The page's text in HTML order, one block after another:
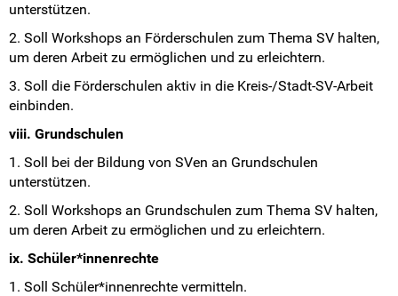
unterstützen.
2. Soll Workshops an Förderschulen zum Thema SV halten,
um deren Arbeit zu ermöglichen und zu erleichtern.
3. Soll die Förderschulen aktiv in die Kreis-/Stadt-SV-Arbeit
einbinden.
viii. Grundschulen
1. Soll bei der Bildung von SVen an Grundschulen
unterstützen.
2. Soll Workshops an Grundschulen zum Thema SV halten,
um deren Arbeit zu ermöglichen und zu erleichtern.
ix. Schüler*innenrechte
1. Soll Schüler*innenrechte vermitteln.